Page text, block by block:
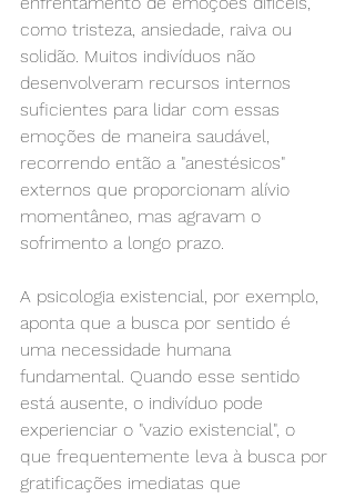
como tristeza, ansiedade, raiva ou
solidão. Muitos indivíduos não
desenvolveram recursos internos
suficientes para lidar com essas
emoções de maneira saudável,
recorrendo então a "anestésicos"
externos que proporcionam alívio
momentâneo, mas agravam o
sofrimento a longo prazo.
A psicologia existencial, por exemplo,
aponta que a busca por sentido é
uma necessidade humana
fundamental. Quando esse sentido
está ausente, o indivíduo pode
experienciar o "vazio existencial", o
que frequentemente leva à busca por
gratificações imediatas que